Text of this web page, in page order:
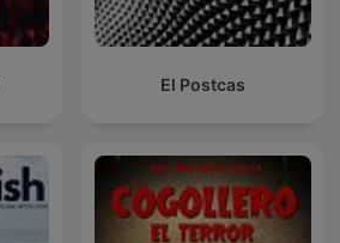
El Postcas